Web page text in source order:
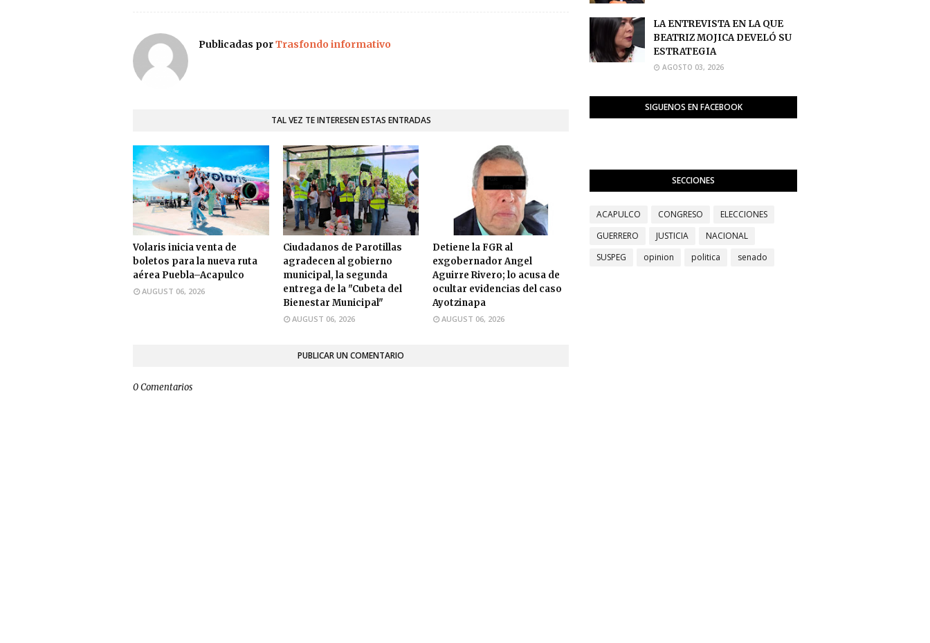
Publicadas porTrasfondo informativo
TAL VEZ TE INTERESEN ESTAS ENTRADAS
Volaris inicia venta de
boletos para la nueva ruta
aérea Puebla–Acapulco
AUGUST 06, 2026
Ciudadanos de Parotillas
agradecen al gobierno
municipal, la segunda
entrega de la "Cubeta del
Bienestar Municipal"
AUGUST 06, 2026
Detiene la FGR al
exgobernador Angel
Aguirre Rivero; lo acusa de
ocultar evidencias del caso
Ayotzinapa
AUGUST 06, 2026
PUBLICAR UN COMENTARIO
0 Comentarios
LA ENTREVISTA EN LA QUE
BEATRIZ MOJICA DEVELÓ SU
ESTRATEGIA
AGOSTO 03, 2026
SIGUENOS EN FACEBOOK
SECCIONES
ACAPULCO CONGRESO
ELECCIONES
GUERRERO
JUSTICIA
NACIONAL
SUSPEG
opinion politica senado